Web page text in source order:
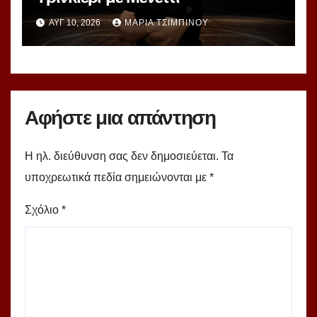
ΑΥΓ 10, 2026 ΜΑΡΊΑ ΤΣΙΜΠΙΝΟΎ
Αφήστε μια απάντηση
Η ηλ. διεύθυνση σας δεν δημοσιεύεται. Τα
υποχρεωτικά πεδία σημειώνονται με *
Σχόλιο *